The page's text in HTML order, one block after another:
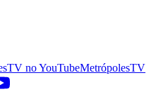
noYouTubeMetrópolesTV